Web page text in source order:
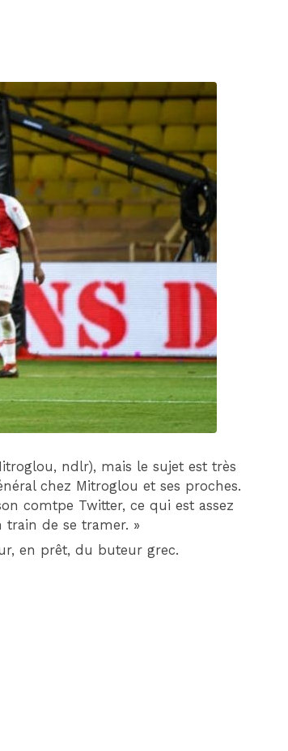
ndlr), mais le sujet est très
chez Mitroglou et ses proches.
comtpe Twitter, ce qui est assez
de se tramer. »
en prêt, du buteur grec.
DIM 30 AOÛT
20H45
MONACO